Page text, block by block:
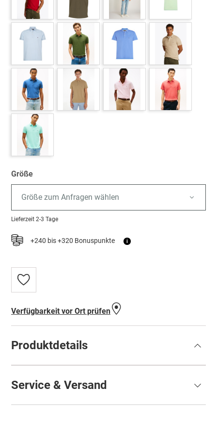
Größe
Größe zum Anfragen wählen
Lieferzeit 2-3 Tage
+240 bis +320 Bonuspunkte i
Zur
Wunschliste
Verfügbarkeit vor Ort prüfen
Produktdetails
Service & Versand